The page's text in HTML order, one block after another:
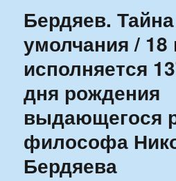
Бердяев.
умолчания / 18
исполняется
дня рождения
выдающегося
философа
Бердяева